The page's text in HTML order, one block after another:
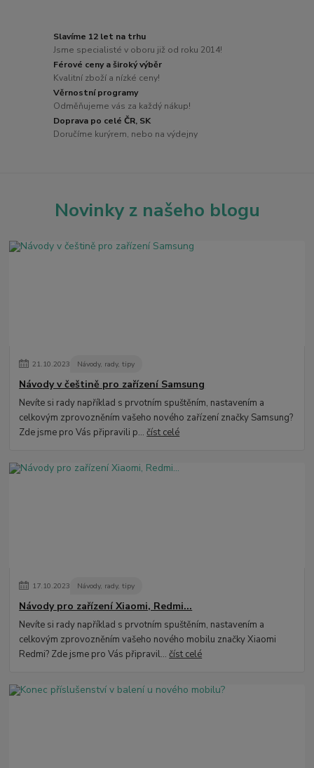
Slavíme 12 let na trhu
Jsme specialisté v oboru již od roku 2014!
Férové ceny a široký výběr
Kvalitní zboží a nízké ceny!
Věrnostní programy
Odměňujeme vás za každý nákup!
Doprava po celé ČR, SK
Doručíme kurýrem, nebo na výdejny
Novinky z našeho blogu
21.10.2023 Návody, rady, tipy
Návody v češtině pro zařízení Samsung
Nevíte si rady například s prvotním spuštěním, nastavením a
celkovým zprovozněním vašeho nového zařízení značky Samsung?
Zde jsme pro Vás připravili p...číst celé
17.10.2023 Návody, rady, tipy
Návody pro zařízení Xiaomi, Redmi...
Nevíte si rady například s prvotním spuštěním, nastavením a
celkovým zprovozněním vašeho nového mobilu značky Xiaomi
Redmi? Zde jsme pro Vás připravil...číst celé